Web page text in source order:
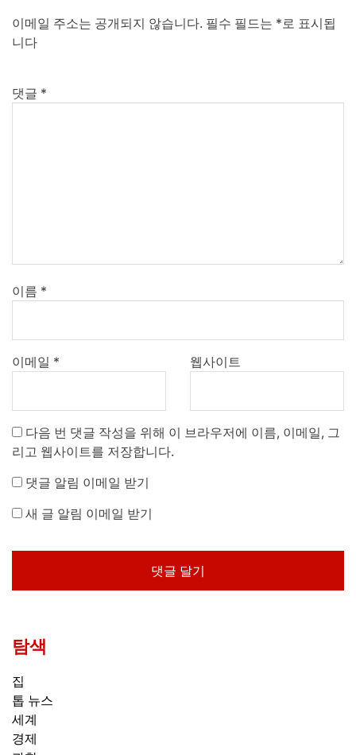
이메일 주소는 공개되지 않습니다. 필수 필드는 * 로 표시됩
니다
댓글 *
이름 *
이메일 * 웹사이트
다음 번 댓글 작성을 위해 이 브라우저에 이름, 이메일, 그
리고 웹사이트를 저장합니다.
댓글 알림 이메일 받기
새 글 알림 이메일 받기
탐색
집
톱 뉴스
세계
경제